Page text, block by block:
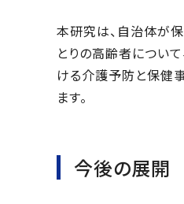
本研究は、自治体が
とりの高齢者につい
ける介護予防と保健
ます。
今後の展開